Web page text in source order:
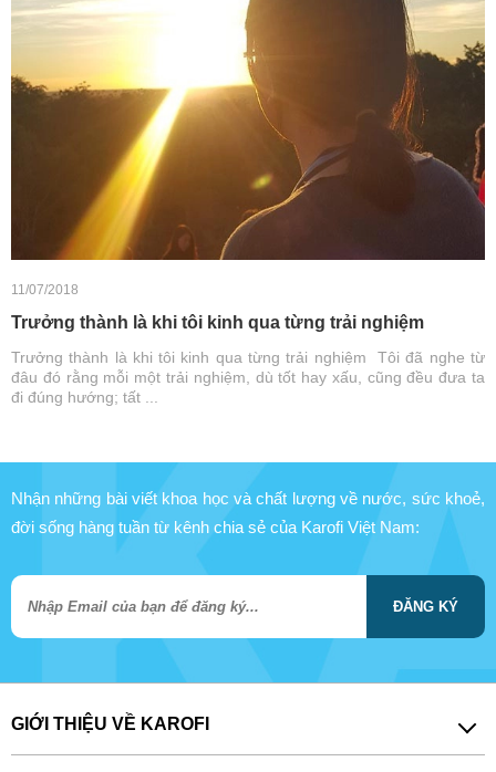
11/07/2018
Trưởng thành là khi tôi kinh qua từng trải nghiệm
Trưởng thành là khi tôi kinh qua từng trải nghiệm Tôi đã nghe từ
đâu đó rằng mỗi một trải nghiệm, dù tốt hay xấu, cũng đều đưa ta
đi đúng hướng; tất ...
Nhận những bài viết khoa học và chất lượng về nước, sức khoẻ,
đời sống hàng tuần từ kênh chia sẻ của Karofi Việt Nam:
ĐĂNG KÝ
GIỚI THIỆU VỀ KAROFI